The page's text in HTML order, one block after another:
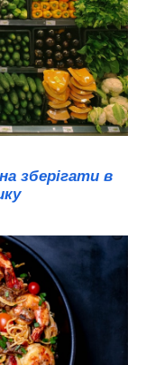
зберігати в